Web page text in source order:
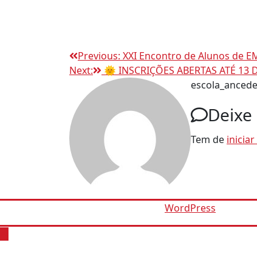
Navegação
de
artigos
Previous: XXI Encontro de Alunos de
Next:
🌞 INSCRIÇÕES ABERTAS ATÉ
escola_ancede
Tem de iniciar
WordPress